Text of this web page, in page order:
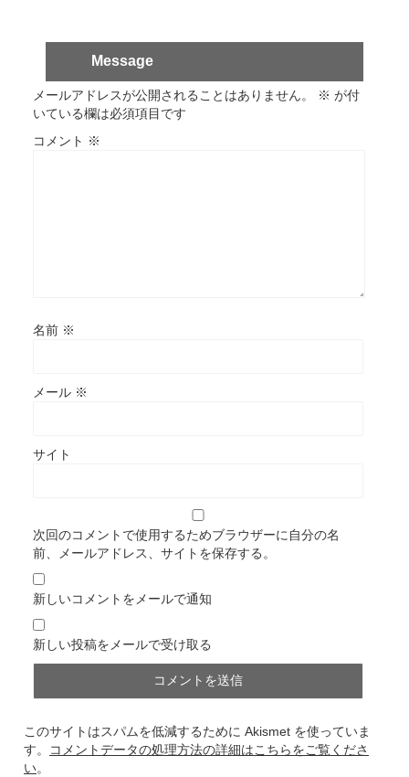
Message
メールアドレスが公開されることはありません。 ※ が付
いている欄は必須項目です
コメント ※
名前 ※
メール ※
サイト
次回のコメントで使用するためブラウザーに自分の名
前、メールアドレス、サイトを保存する。
新しいコメントをメールで通知
新しい投稿をメールで受け取る
このサイトはスパムを低減するために Akismet を使っていま
す。
コメントデータの処理方法の詳細はこちらをご覧くださ
い。